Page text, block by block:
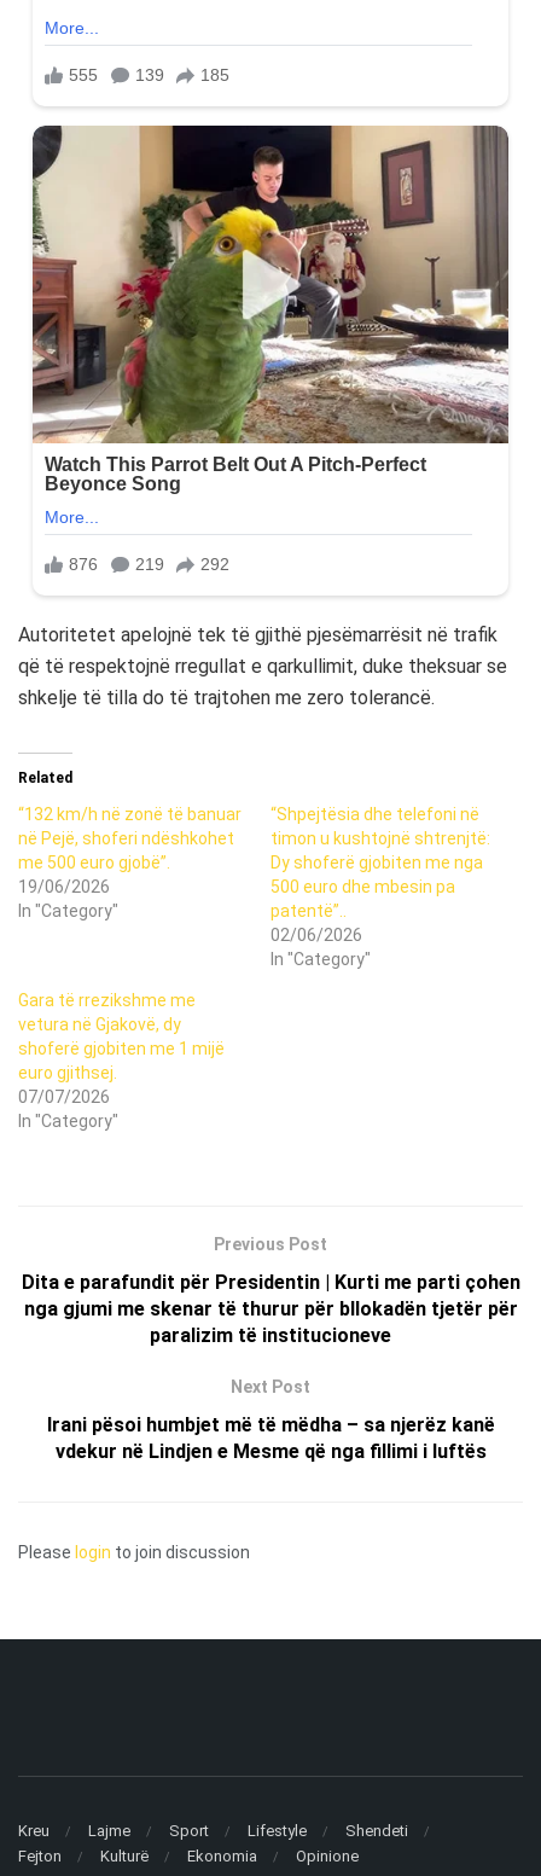
Autoritetet apelojnë tek të gjithë pjesëmarrësit në trafik
që të respektojnë rregullat e qarkullimit, duke theksuar se
shkelje të tilla do të trajtohen me zero tolerancë.
Related
“132 km/h në zonë të banuar
në Pejë, shoferi ndëshkohet
me 500 euro gjobë”.
19/06/2026
In "Category"
“Shpejtësia dhe telefoni në
timon u kushtojnë shtrenjtë:
Dy shoferë gjobiten me nga
500 euro dhe mbesin pa
patentë”..
02/06/2026
In "Category"
Gara të rrezikshme me
vetura në Gjakovë, dy
shoferë gjobiten me 1 mijë
euro gjithsej.
07/07/2026
In "Category"
Previous Post
Dita e parafundit për Presidentin | Kurti me parti çohen
nga gjumi me skenar të thurur për bllokadën tjetër për
paralizim të institucioneve
Next Post
Irani pësoi humbjet më të mëdha – sa njerëz kanë
vdekur në Lindjen e Mesme që nga fillimi i luftës
Please login to join discussion
Kreu Lajme Sport Lifestyle
Shendeti
Fejton
Kulturë Ekonomia Opinione